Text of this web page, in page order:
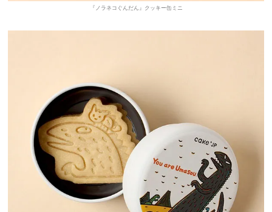
『ノラネコぐんだん』クッキー缶ミニ